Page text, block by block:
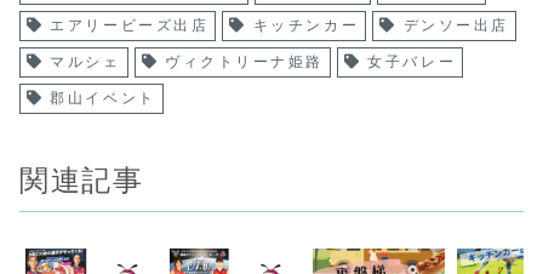
エアリービーズ出店 キッチンカー デンソー出店
マルシェ ヴィクトリーナ姫路 女子バレー
郡山イベント
関連記事